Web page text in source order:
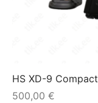
HS XD-9 Compact
500,00 €